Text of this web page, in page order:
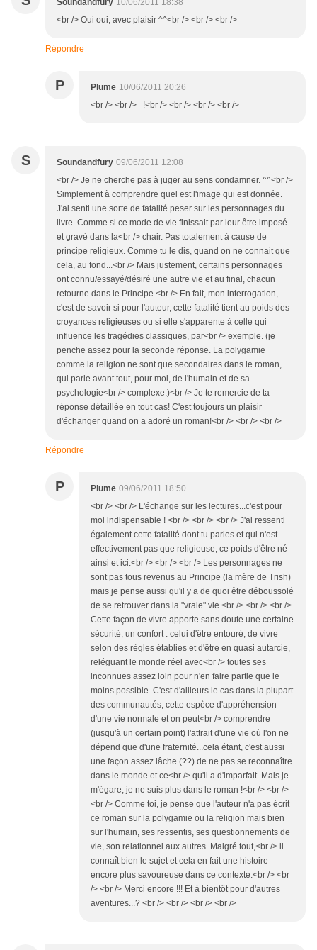
Soundandfury 10/06/2011 18:38
<br /> Oui oui, avec plaisir ^^<br /> <br /> <br />
Répondre
P Plume 10/06/2011 20:26
<br /> <br /> !<br /> <br /> <br /> <br />
S Soundandfury 09/06/2011 12:08
<br /> Je ne cherche pas à juger au sens condamner. ^^<br />
Simplement à comprendre quel est l'image qui est donnée.
J'ai senti une sorte de fatalité peser sur les personnages du
livre. Comme si ce mode de vie finissait par leur être imposé
et gravé dans la<br /> chair. Pas totalement à cause de
principe religieux. Comme tu le dis, quand on ne connait que
cela, au fond...<br /> Mais justement, certains personnages
ont connu/essayé/désiré une autre vie et au final, chacun
retourne dans le Principe.<br /> En fait, mon interrogation,
c'est de savoir si pour l'auteur, cette fatalité tient au poids des
croyances religieuses ou si elle s'apparente à celle qui
influence les tragédies classiques, par<br /> exemple. (je
penche assez pour la seconde réponse. La polygamie
comme la religion ne sont que secondaires dans le roman,
qui parle avant tout, pour moi, de l'humain et de sa
psychologie<br /> complexe.)<br /> Je te remercie de ta
réponse détaillée en tout cas! C'est toujours un plaisir
d'échanger quand on a adoré un roman!<br /> <br /> <br />
Répondre
P Plume 09/06/2011 18:50
<br /> <br /> L'échange sur les lectures...c'est pour
moi indispensable ! <br /> <br /> <br /> J'ai ressenti
également cette fatalité dont tu parles et qui n'est
effectivement pas que religieuse, ce poids d'être né
ainsi et ici.<br /> <br /> <br /> Les personnages ne
sont pas tous revenus au Principe (la mère de Trish)
mais je pense aussi qu'il y a de quoi être déboussolé
de se retrouver dans la "vraie" vie.<br /> <br /> <br />
Cette façon de vivre apporte sans doute une certaine
sécurité, un confort : celui d'être entouré, de vivre
selon des règles établies et d'être en quasi autarcie,
reléguant le monde réel avec<br /> toutes ses
inconnues assez loin pour n'en faire partie que le
moins possible. C'est d'ailleurs le cas dans la plupart
des communautés, cette espèce d'appréhension
d'une vie normale et on peut<br /> comprendre
(jusqu'à un certain point) l'attrait d'une vie où l'on ne
dépend que d'une fraternité...cela étant, c'est aussi
une façon assez lâche (??) de ne pas se reconnaître
dans le monde et ce<br /> qu'il a d'imparfait. Mais je
m'égare, je ne suis plus dans le roman !<br /> <br />
<br /> Comme toi, je pense que l'auteur n'a pas écrit
ce roman sur la polygamie ou la religion mais bien
sur l'humain, ses ressentis, ses questionnements de
vie, son relationnel aux autres. Malgré tout,<br /> il
connaît bien le sujet et cela en fait une histoire
encore plus savoureuse dans ce contexte.<br /> <br
/> <br /> Merci encore !!! Et à bientôt pour d'autres
aventures...? <br /> <br /> <br /> <br />